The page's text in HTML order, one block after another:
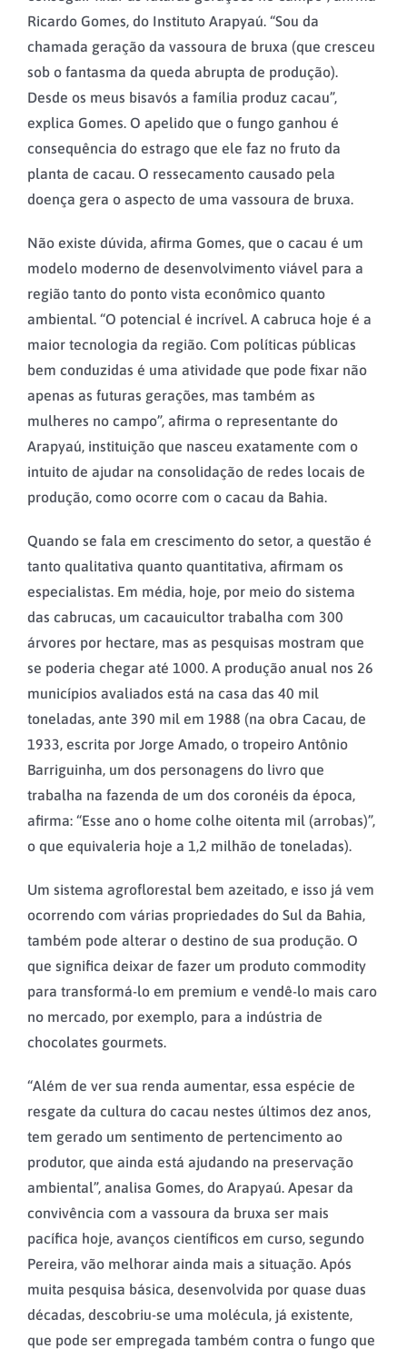
Ricardo Gomes, do Instituto Arapyaú. “Sou da
chamada geração da vassoura de bruxa (que cresceu
sob o fantasma da queda abrupta de produção).
Desde os meus bisavós a família produz cacau”,
explica Gomes. O apelido que o fungo ganhou é
consequência do estrago que ele faz no fruto da
planta de cacau. O ressecamento causado pela
doença gera o aspecto de uma vassoura de bruxa.
Não existe dúvida, afirma Gomes, que o cacau é um
modelo moderno de desenvolvimento viável para a
região tanto do ponto vista econômico quanto
ambiental. “O potencial é incrível. A cabruca hoje é a
maior tecnologia da região. Com políticas públicas
bem conduzidas é uma atividade que pode fixar não
apenas as futuras gerações, mas também as
mulheres no campo”, afirma o representante do
Arapyaú, instituição que nasceu exatamente com o
intuito de ajudar na consolidação de redes locais de
produção, como ocorre com o cacau da Bahia.
Quando se fala em crescimento do setor, a questão é
tanto qualitativa quanto quantitativa, afirmam os
especialistas. Em média, hoje, por meio do sistema
das cabrucas, um cacauicultor trabalha com 300
árvores por hectare, mas as pesquisas mostram que
se poderia chegar até 1000. A produção anual nos 26
municípios avaliados está na casa das 40 mil
toneladas, ante 390 mil em 1988 (na obra Cacau, de
1933, escrita por Jorge Amado, o tropeiro Antônio
Barriguinha, um dos personagens do livro que
trabalha na fazenda de um dos coronéis da época,
afirma: “Esse ano o home colhe oitenta mil (arrobas)”,
o que equivaleria hoje a 1,2 milhão de toneladas).
Um sistema agroflorestal bem azeitado, e isso já vem
ocorrendo com várias propriedades do Sul da Bahia,
também pode alterar o destino de sua produção. O
que significa deixar de fazer um produto commodity
para transformá-lo em premium e vendê-lo mais caro
no mercado, por exemplo, para a indústria de
chocolates gourmets.
“Além de ver sua renda aumentar, essa espécie de
resgate da cultura do cacau nestes últimos dez anos,
tem gerado um sentimento de pertencimento ao
produtor, que ainda está ajudando na preservação
ambiental”, analisa Gomes, do Arapyaú. Apesar da
convivência com a vassoura da bruxa ser mais
pacífica hoje, avanços científicos em curso, segundo
Pereira, vão melhorar ainda mais a situação. Após
muita pesquisa básica, desenvolvida por quase duas
décadas, descobriu-se uma molécula, já existente,
que pode ser empregada também contra o fungo que